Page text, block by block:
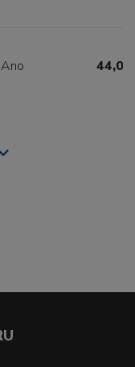
Ano 44,00